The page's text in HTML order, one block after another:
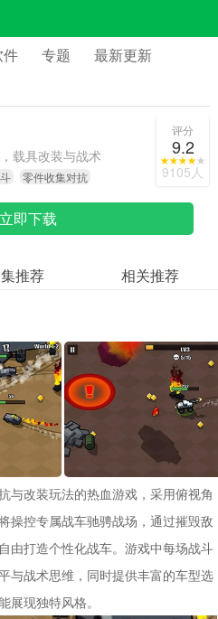
件 专题 最新更新
载具改装与战术
为巧妙，物理引
觉冲击力拉满，
感受酣畅的爽快
的属性也确实有
移动端游玩时显
零件收集对抗
评分
9.2
9105人
立即下载
推荐
相关推荐
与改装玩法的热血游戏，采用俯视角
操控专属战车驰骋战场，通过摧毁敌
由打造个性化战车。游戏中每场战斗
与战术思维，同时提供丰富的车型选
现独特风格。